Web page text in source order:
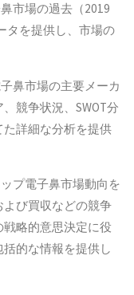
市場の過去（2019
タを提供し、市場の
鼻市場の主要メーカ
競争状況、SWOT分
詳細な分析を提供
プ電子鼻市場動向を
び買収などの競争
略的意思決定に役
的な情報を提供し